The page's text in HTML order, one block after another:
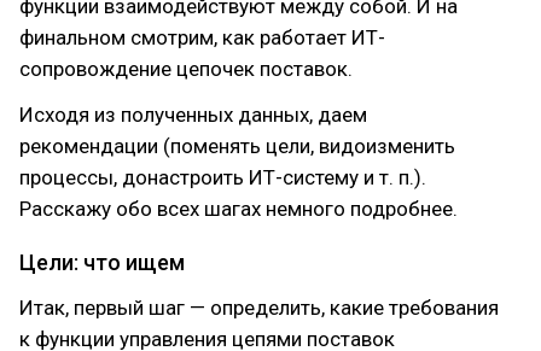
функции взаимодействуют между собой. И на
финальном смотрим, как работает ИТ-
сопровождение цепочек поставок.
Исходя из полученных данных, даем
рекомендации (поменять цели, видоизменить
процессы, донастроить ИТ-систему и т. п.).
Расскажу обо всех шагах немного подробнее.
Цели: что ищем
Итак, первый шаг — определить, какие требования
к функции управления цепями поставок